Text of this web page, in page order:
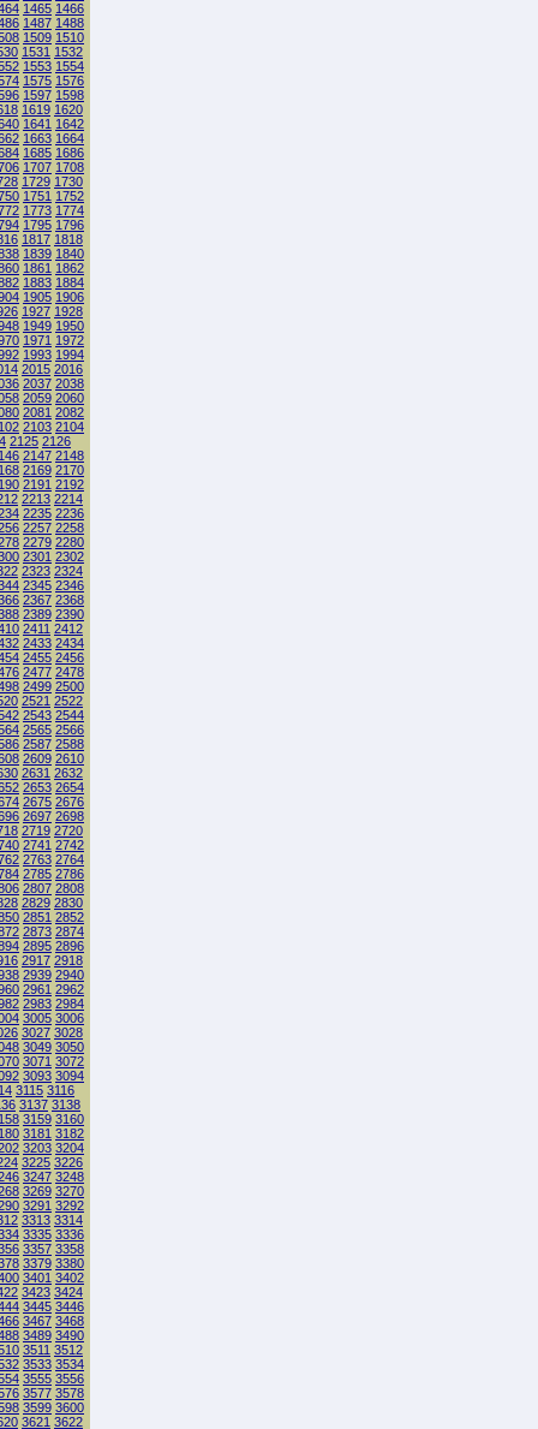
1465 1466
1487 1488
1509 1510
1531 1532
1553 1554
1575 1576
1597 1598
1619 1620
1641 1642
1663 1664
1685 1686
1707 1708
1729 1730
1751 1752
1773 1774
1795 1796
1817 1818
1839 1840
1861 1862
1883 1884
1905 1906
1927 1928
1949 1950
1971 1972
1993 1994
2015 2016
2037 2038
2059 2060
2081 2082
2103 2104
2125 2126
2147 2148
2169 2170
2191 2192
2213 2214
2235 2236
2257 2258
2279 2280
2301 2302
2323 2324
2345 2346
2367 2368
2389 2390
2411 2412
2433 2434
2455 2456
2477 2478
2499 2500
2521 2522
2543 2544
2565 2566
2587 2588
2609 2610
2631 2632
2653 2654
2675 2676
2697 2698
2719 2720
2741 2742
2763 2764
2785 2786
2807 2808
2829 2830
2851 2852
2873 2874
2895 2896
2917 2918
2939 2940
2961 2962
2983 2984
3005 3006
3027 3028
3049 3050
3071 3072
3093 3094
3115 3116
3137 3138
3159 3160
3181 3182
3203 3204
3225 3226
3247 3248
3269 3270
3291 3292
3313 3314
3335 3336
3357 3358
3379 3380
3401 3402
3423 3424
3445 3446
3467 3468
3489 3490
3511 3512
3533 3534
3555 3556
3577 3578
3599 3600
3621 3622